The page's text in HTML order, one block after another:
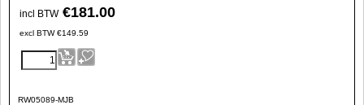
incl BTW €181.00
excl BTW €149.59
RW05089-MJB